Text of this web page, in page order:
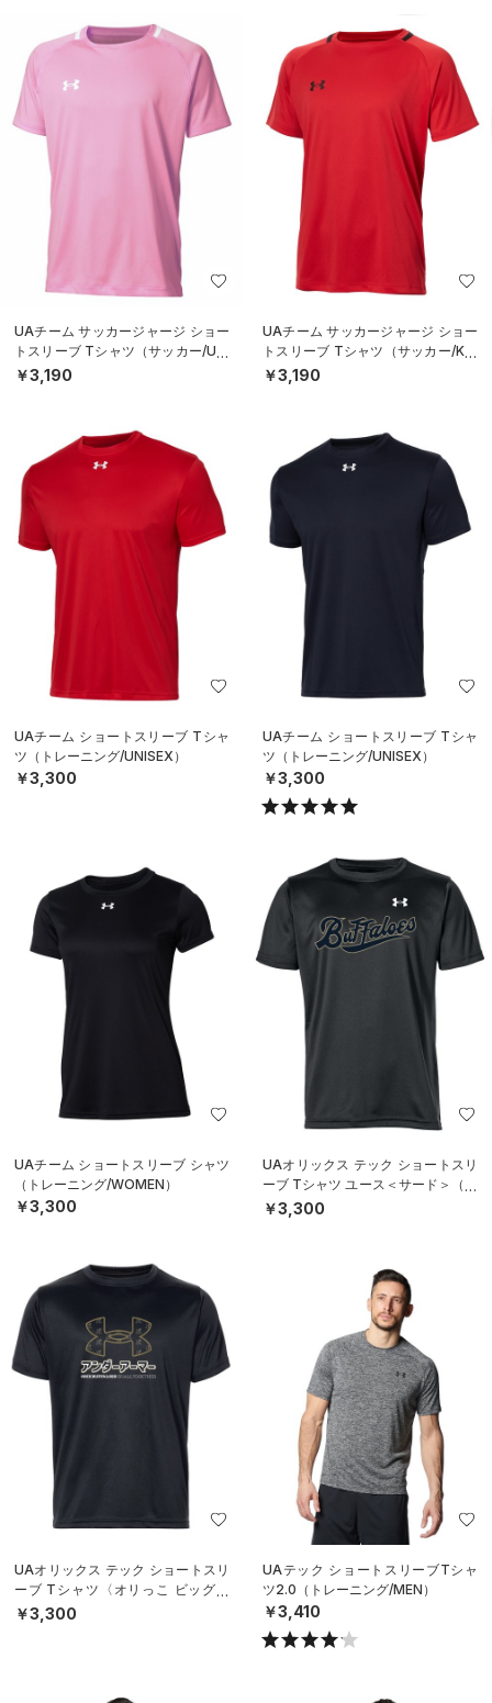
UAチーム サッカージャージ ショー
トスリーブ Tシャツ（サッカー/UNI
SEX）
￥3,190
UAチーム サッカージャージ ショー
トスリーブ Tシャツ（サッカー/KID
S）
￥3,190
UAチーム ショートスリーブ Tシャ
ツ（トレーニング/UNISEX）
￥3,300
UAチーム ショートスリーブ Tシャ
ツ（トレーニング/UNISEX）
￥3,300
UAチーム ショートスリーブ シャツ
（トレーニング/WOMEN）
￥3,300
UAオリックス テック ショートスリ
ーブ Tシャツ ユース＜サード＞（ベ
ースボール/BOYS）
￥3,300
UAオリックス テック ショートスリ
ーブ Tシャツ〈オリっこ ビッグロ
ゴ〉（ベースボール/KIDS）
￥3,300
UAテック ショートスリーブTシャ
ツ2.0（トレーニング/MEN）
￥3,410